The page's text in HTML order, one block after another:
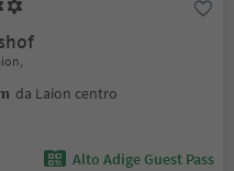
da Laion centro
Alto Adige Guest Pass